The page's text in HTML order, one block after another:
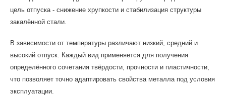
цель отпуска - снижение хрупкости и стабилизация структуры
закалённой стали.
В зависимости от температуры различают низкий, средний и
высокий отпуск. Каждый вид применяется для получения
определённого сочетания твёрдости, прочности и пластичности,
что позволяет точно адаптировать свойства металла под условия
эксплуатации.